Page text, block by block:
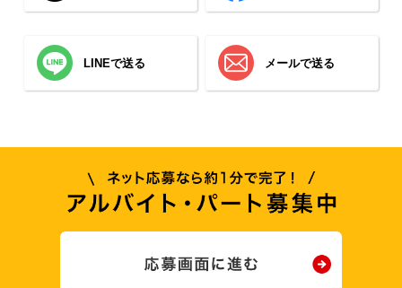
LINEで送る メールで送る